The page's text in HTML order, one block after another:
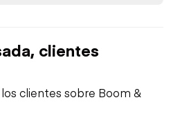
clientes
clientes sobre Boom &